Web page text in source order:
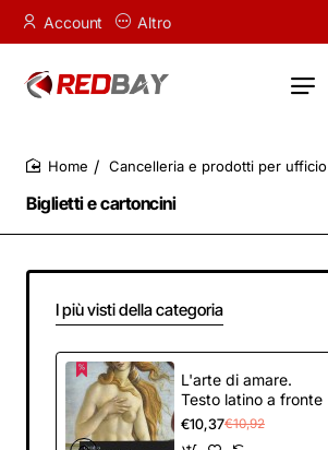
Account Altro
Biglietti e cartoncini
Cancelleria e prodotti per ufficio
I più visti della categoria
L'arte di amare.
Testo latino a fronte
€10,37€10,92